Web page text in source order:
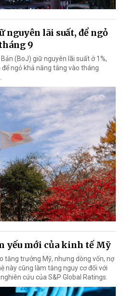
nguyên lãi suất, để ngỏ
9
(BoJ) giữ nguyên lãi suất ở 1%,
ngỏ khả năng tăng vào tháng
yếu mới của kinh tế Mỹ
tăng trưởng Mỹ, nhưng dòng vốn, nợ
này cũng làm tăng nguy cơ đối với
cứu của S&P Global Ratings.